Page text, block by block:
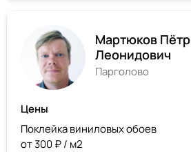
Мартюков Пётр
Леонидович
Парголово
Цены
Поклейка виниловых обоев
от 300 ₽ / м2